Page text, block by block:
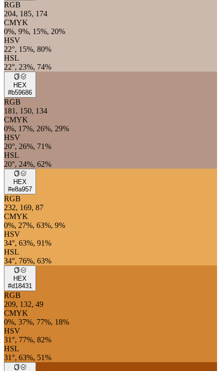
RGB
204, 185, 174
CMYK
0%, 9%, 15%, 20%
HSV
22°, 15%, 80%
HSL
22°, 23%, 74%
HEX
#b59686
RGB
181, 150, 134
CMYK
0%, 17%, 26%, 29%
HSV
20°, 26%, 71%
HSL
20°, 24%, 62%
HEX
#e8a957
RGB
232, 169, 87
CMYK
0%, 27%, 63%, 9%
HSV
34°, 63%, 91%
HSL
34°, 76%, 63%
HEX
#d18431
RGB
209, 132, 49
CMYK
0%, 37%, 77%, 18%
HSV
31°, 77%, 82%
HSL
31°, 63%, 51%